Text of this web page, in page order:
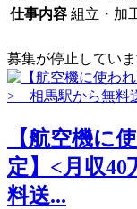
仕事内容 組立・加
募集が停止してい
【航空機に
定】<月収
料送...